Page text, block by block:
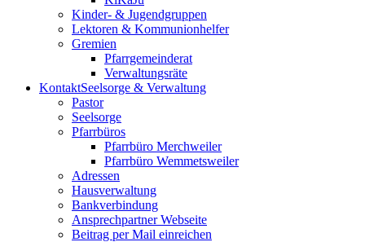
Kinder- & Jugendgruppen
Lektoren & Kommunionhelfer
Gremien
Pfarrgemeinderat
Verwaltungsräte
KontaktSeelsorge & Verwaltung
Pastor
Seelsorge
Pfarrbüros
Pfarrbüro Merchweiler
Pfarrbüro Wemmetsweiler
Adressen
Hausverwaltung
Bankverbindung
Ansprechpartner Webseite
Beitrag per Mail einreichen